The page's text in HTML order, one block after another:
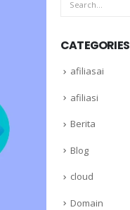
CATEGORIES
afiliasai
afiliasi
Berita
Blog
cloud
Domain